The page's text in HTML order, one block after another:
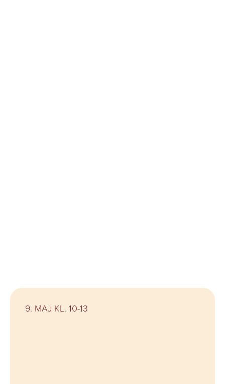
9. MAJ KL. 10-13